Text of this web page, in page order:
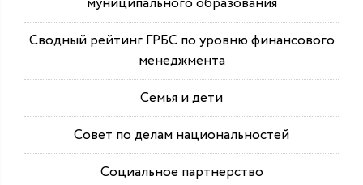
Сводный рейтинг ГРБС по уровню финансового
менеджмента
Семья и дети
Совет по делам национальностей
Социальное партнерство